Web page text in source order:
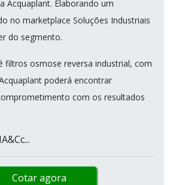
Acquaplant. Elaborando um
no marketplace Soluções Industriais
do segmento.
filtros osmose reversa industrial, com
poderá encontrar
com os resultados
Cotar agora